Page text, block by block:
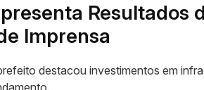
Resultados
Imprensa
destacou investimentos em